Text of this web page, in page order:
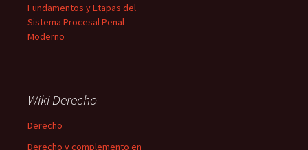
Fundamentos y Etapas del
Sistema Procesal Penal
Moderno
Wiki Derecho
Derecho
Derecho y complemento en